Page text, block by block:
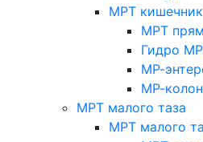
МРТ
МРТ
Гидро
МР-
МР-
МРТ малого таза
МРТ малого